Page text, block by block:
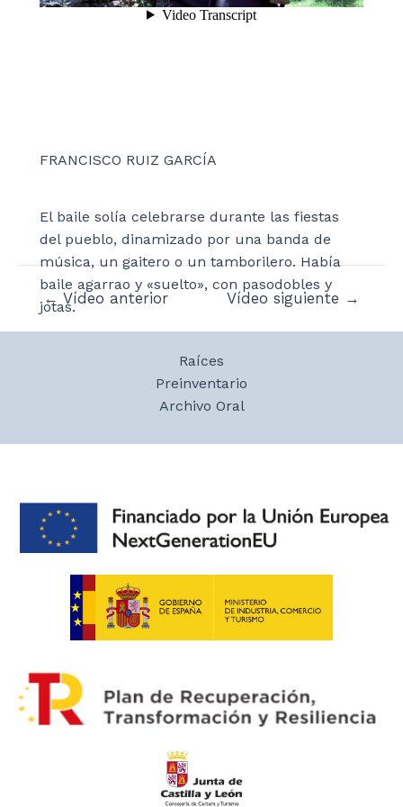
FRANCISCO RUIZ GARCÍA
El baile solía celebrarse durante las fiestas
del pueblo, dinamizado por una banda de
música, un gaitero o un tamborilero. Había
baile agarrao y «suelto», con pasodobles y
jotas.
Navegación
← Vídeo anterior Vídeo siguiente →
Raíces
Preinventario
Archivo Oral